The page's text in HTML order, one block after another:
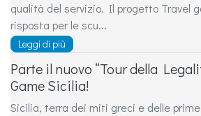
qualità del servizio. Il progetto Travel
risposta per le scu...
Leggi di più
Parte il nuovo “Tour della
Game Sicilia!
Sicilia, terra dei miti greci e delle